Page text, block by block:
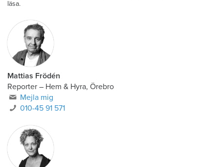
läsa.
Mattias Frödén
Reporter – Hem & Hyra, Örebro
Mejla mig
010-45 91 571